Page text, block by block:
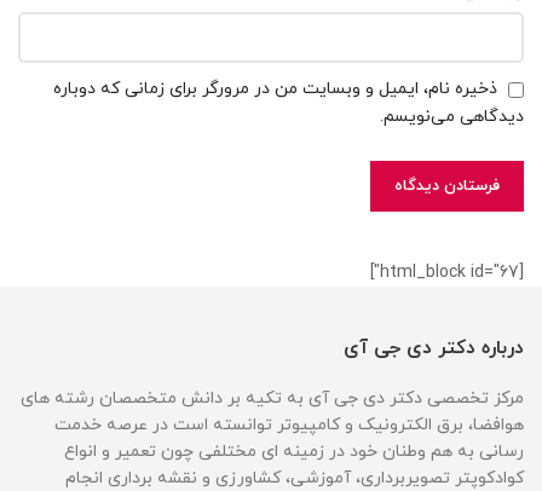
ذخیره نام، ایمیل و وبسایت من در مرورگر برای زمانی که دوباره
دیدگاهی می‌نویسم.
درباره دکتر دی جی آی
مرکز تخصصی دکتر دی جی آی به تکیه بر دانش متخصصان رشته های
هوافضا، برق الکترونیک و کامپیوتر توانسته است در عرصه خدمت
رسانی به هم وطنان خود در زمینه ای مختلفی چون تعمیر و انواع
کوادکوپتر تصویربرداری، آموزشی، کشاورزی و نقشه برداری انجام